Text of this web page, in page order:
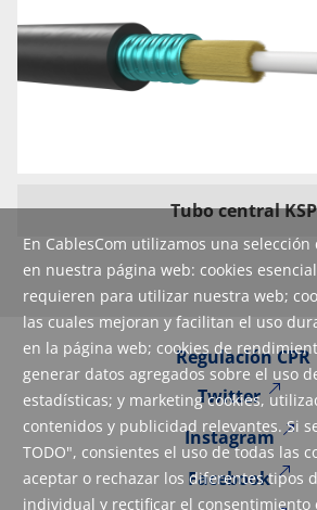
En CablesCom utilizamos una
en nuestra página web: cookies
requieren para utilizar nuestra web;
las cuales mejoran y facilitan el uso
en la página web; cookies de
generar datos agregados sobre el uso
estadísticas; y marketing cookies,
contenidos y publicidad relevantes. Si
TODO", consientes el uso de todas las
aceptar o rechazar los diferentes tipos
individual y rectificar el consentimiento
Tubo central KSP
Regulación CPR
Twitter
Instagram
Facebook